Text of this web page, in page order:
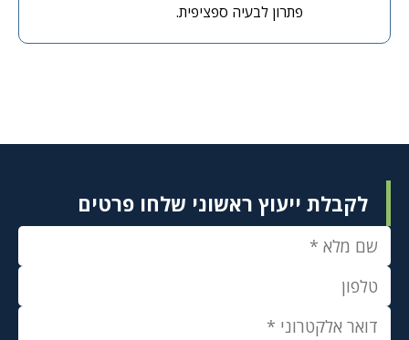
פתרון לבעיה ספציפית.
לקבלת ייעוץ ראשוני שלחו פרטים